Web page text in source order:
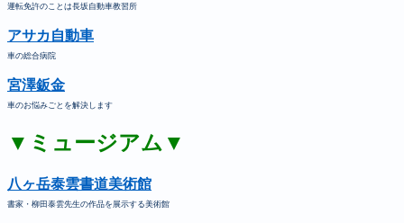
運転免許のことは長坂自動車教習所
アサカ自動車
車の総合病院
宮澤鈑金
車のお悩みごとを解決します
▼ミュージアム▼
八ヶ岳泰雲書道美術館
書家・柳田泰雲先生の作品を展示する美術館